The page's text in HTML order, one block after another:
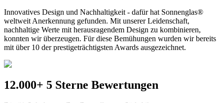
Innovatives Design und Nachhaltigkeit - dafür hat Sonnenglas®
weltweit Anerkennung gefunden. Mit unserer Leidenschaft,
nachhaltige Werte mit herausragendem Design zu kombinieren,
konnten wir überzeugen. Für diese Bemühungen wurden wir bereits
mit über 10 der prestigeträchtigsten Awards ausgezeichnet.
12.000+ 5 Sterne Bewertungen